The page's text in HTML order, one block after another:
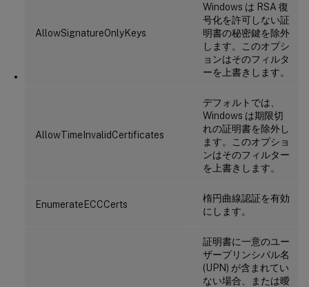
AllowSignatureOnlyKeys
Windows は RSA 復
号化を許可しない証
明書の秘密鍵を除外
します。このオプシ
ョンはそのフィルタ
ーを上書きします。
AllowTimeInvalidCertificates
デフォルトでは、
Windows は期限切
れの証明書を除外し
ます。このオプショ
ンはそのフィルター
を上書きします。
EnumerateECCCerts
楕円曲線認証を有効
にします。
証明書に一意のユー
ザープリンシパル名
(UPN) が含まれてい
ない場合、または曖